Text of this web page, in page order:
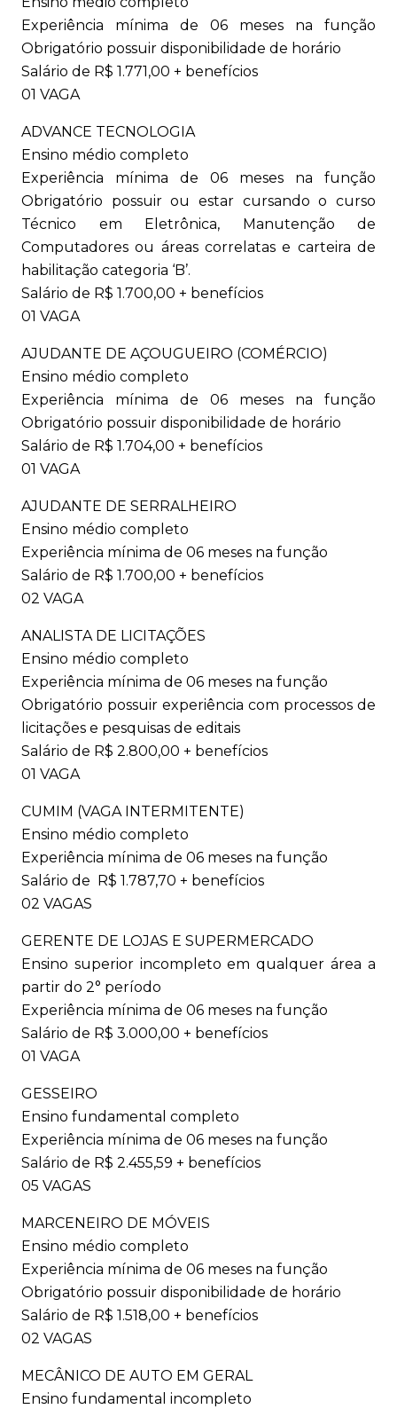
Experiência mínima de 06 meses na função
Obrigatório possuir disponibilidade de horário
Salário de R$ 1.771,00 + benefícios
01 VAGA
ADVANCE TECNOLOGIA
Ensino médio completo
Experiência mínima de 06 meses na função
Obrigatório possuir ou estar cursando o curso
Técnico em Eletrônica, Manutenção de
Computadores ou áreas correlatas e carteira de
habilitação categoria ‘B’.
Salário de R$ 1.700,00 + benefícios
01 VAGA
AJUDANTE DE AÇOUGUEIRO (COMÉRCIO)
Ensino médio completo
Experiência mínima de 06 meses na função
Obrigatório possuir disponibilidade de horário
Salário de R$ 1.704,00 + benefícios
01 VAGA
AJUDANTE DE SERRALHEIRO
Ensino médio completo
Experiência mínima de 06 meses na função
Salário de R$ 1.700,00 + benefícios
02 VAGA
ANALISTA DE LICITAÇÕES
Ensino médio completo
Experiência mínima de 06 meses na função
Obrigatório possuir experiência com processos de
licitações e pesquisas de editais
Salário de R$ 2.800,00 + benefícios
01 VAGA
CUMIM (VAGA INTERMITENTE)
Ensino médio completo
Experiência mínima de 06 meses na função
Salário de R$ 1.787,70 + benefícios
02 VAGAS
GERENTE DE LOJAS E SUPERMERCADO
Ensino superior incompleto em qualquer área a
partir do 2° período
Experiência mínima de 06 meses na função
Salário de R$ 3.000,00 + benefícios
01 VAGA
GESSEIRO
Ensino fundamental completo
Experiência mínima de 06 meses na função
Salário de R$ 2.455,59 + benefícios
05 VAGAS
MARCENEIRO DE MÓVEIS
Ensino médio completo
Experiência mínima de 06 meses na função
Obrigatório possuir disponibilidade de horário
Salário de R$ 1.518,00 + benefícios
02 VAGAS
MECÂNICO DE AUTO EM GERAL
Ensino fundamental incompleto